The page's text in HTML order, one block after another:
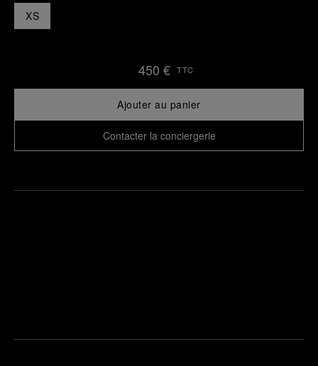
XS
450 € TTC
Ajouter au panier
Contacter la conciergerie